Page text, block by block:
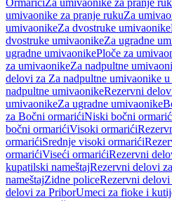
OrmarićiZa umivaonike za pranje
umivaonike za pranje rukuZa
umivaonikeZa dvostruke umivaonike
dvostruke umivaonikeZa ugradne
ugradne umivaonikePloče za
za umivaonikeZa nadpultne
delovi za Za nadpultne umivaonike
nadpultne umivaonikeRezervni
umivaonikeZa ugradne umivaonike
za Bočni ormarićiNiski bočni
bočni ormarićiVisoki ormarići
ormarićiSrednje visoki ormarići
ormarićiViseći ormarićiRezervni
kupatilski nameštajRezervni delovi
nameštajZidne policeRezervni
delovi za PriborUmeci za fioke i